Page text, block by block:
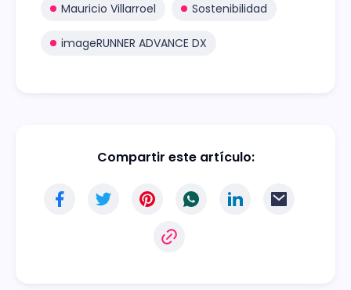
Mauricio Villarroel Sostenibilidad
imageRUNNER ADVANCE DX
Compartir este artículo: